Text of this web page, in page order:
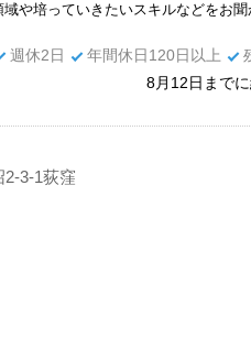
や培っていきたいスキルなどをお聞
週休2日 年間休日120日以上
8月12日まで
3-1荻窪